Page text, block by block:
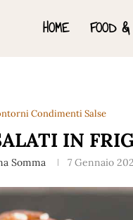
HOME FOOD
Condimenti Salse
IN
Somma 7 Gennaio